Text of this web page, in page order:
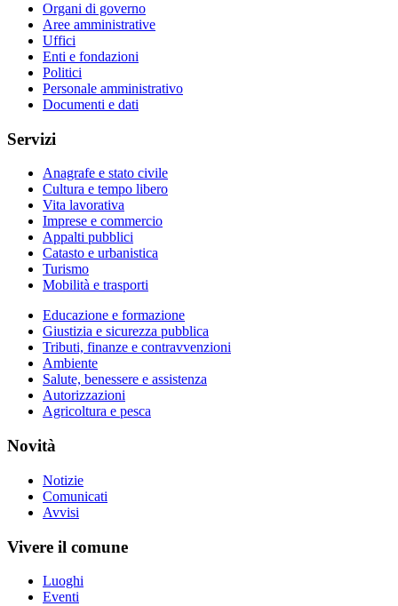
Organi di governo
Aree amministrative
Uffici
Enti e fondazioni
Politici
Personale amministrativo
Documenti e dati
Servizi
Anagrafe e stato civile
Cultura e tempo libero
Vita lavorativa
Imprese e commercio
Appalti pubblici
Catasto e urbanistica
Turismo
Mobilità e trasporti
Educazione e formazione
Giustizia e sicurezza pubblica
Tributi, finanze e contravvenzioni
Ambiente
Salute, benessere e assistenza
Autorizzazioni
Agricoltura e pesca
Novità
Notizie
Comunicati
Avvisi
Vivere il comune
Luoghi
Eventi